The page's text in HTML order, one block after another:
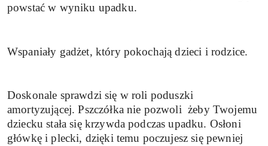
powstać w wyniku upadku.
Wspaniały gadżet, który pokochają dzieci i rodzice.
Doskonale sprawdzi się w roli poduszki
amortyzującej. Pszczółka nie pozwoli żeby Twojemu
dziecku stała się krzywda podczas upadku. Osłoni
główkę i plecki, dzięki temu poczujesz się pewniej